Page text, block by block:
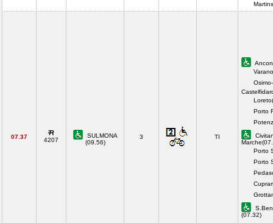
07.37 4207
SULMONA
(09.56)
3 TI
Osimo-
Porto
Porto
Porto
(07.32)